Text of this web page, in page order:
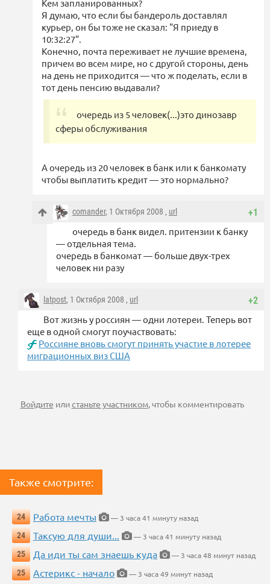
Кем запланированных?
Я думаю, что если бы бандероль доставлял
курьер, он бы тоже не сказал: "Я приеду в
10:32:27".
Конечно, почта переживает не лучшие времена,
причем во всем мире, но с другой стороны, день
на день не приходится — что ж поделать, если в
тот день пенсию выдавали?
очередь из 5 человек(...)это динозавр
сферы обслуживания
А очередь из 20 человек в банк или к банкомату
чтобы выплатить кредит — это нормально?
+1
comander, 1 Октября 2008 , url
очередь в банк видел. притензии к банку
— отдельная тема.
очередь в банкомат — больше двух-трех
человек ни разу
+2
latpost, 1 Октября 2008 , url
Вот жизнь у россиян — одни лотереи. Теперь вот
еще в одной смогут поучаствовать:
Россияне вновь смогут принять участие в лотерее
миграционных виз США
Войдите илистаньте участником, чтобы комментировать
Также смотрите:
24 Работа мечты
— 3 часа 41 минуту назад
24
Таксую для души...
— 3 часа 41 минуту назад
25
Да иди ты сам знаешь куда
— 3 часа 48 минут назад
25
Астерикс - начало
— 3 часа 49 минут назад